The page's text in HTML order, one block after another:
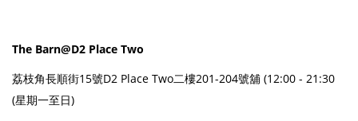
The Barn@D2 Place Two
荔枝角長順街15號D2 Place Two二樓201-204號舖 (12:00 - 21:30
(星期一至日)